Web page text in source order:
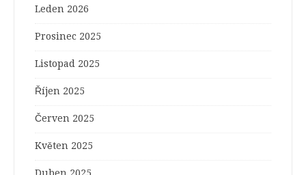
Leden 2026
Prosinec 2025
Listopad 2025
Říjen 2025
Červen 2025
Květen 2025